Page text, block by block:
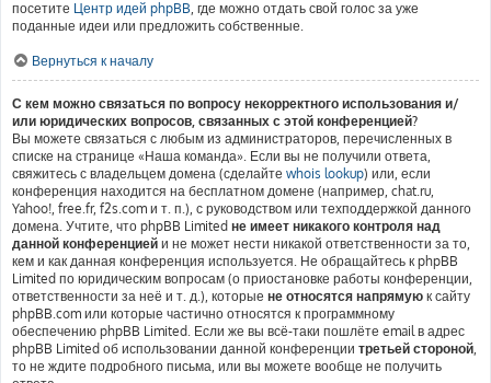
посетите Центр идей phpBB, где можно отдать свой голос за уже
поданные идеи или предложить собственные.
Вернуться к началу
С кем можно связаться по вопросу некорректного использования и/
или юридических вопросов, связанных с этой конференцией?
Вы можете связаться с любым из администраторов, перечисленных в
списке на странице «Наша команда». Если вы не получили ответа,
свяжитесь с владельцем домена (сделайте whois lookup) или, если
конференция находится на бесплатном домене (например, chat.ru,
Yahoo!, free.fr, f2s.com и т. п.), с руководством или техподдержкой данного
домена. Учтите, что phpBB Limited не имеет никакого контроля над
данной конференцией и не может нести никакой ответственности за то,
кем и как данная конференция используется. Не обращайтесь к phpBB
Limited по юридическим вопросам (о приостановке работы конференции,
ответственности за неё и т. д.), которые не относятся напрямую к сайту
phpBB.com или которые частично относятся к программному
обеспечению phpBB Limited. Если же вы всё-таки пошлёте email в адрес
phpBB Limited об использовании данной конференции третьей стороной,
то не ждите подробного письма, или вы можете вообще не получить